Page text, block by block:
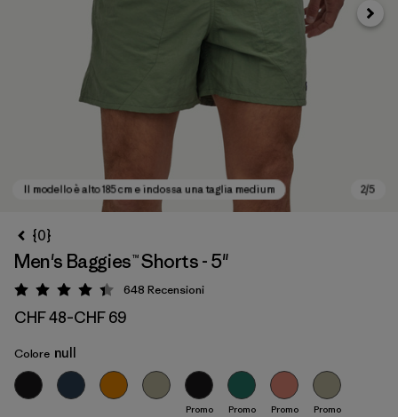
Il modello è alto 185 cm e indossa una taglia medium
Avanti
{0}
Men's Baggies™ Shorts - 5"
Valutazione: 4.4 / 5
648 Recensioni
CHF 48–CHF 69
Colore null
Promo Promo Promo Promo